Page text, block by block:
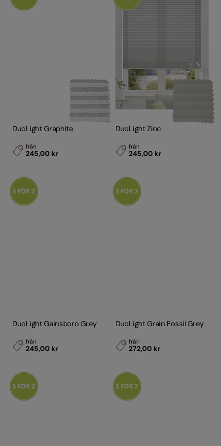
DuoLight Graphite
från
245,00 kr
DuoLight Zinc
från
245,00 kr
DuoLight Gainsboro Grey
från
245,00 kr
DuoLight Grain Fossil Grey
från
272,00 kr